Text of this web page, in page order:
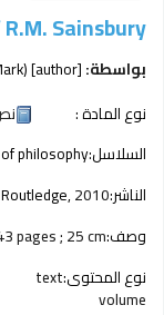
R.M. Sainsbury.
بواسطة:[author]
نوع المادة :
السلاسل:philosophy
الناشر:
Routledge,2010
وصف:pages ; 25 cm
نوع المحتوى:text
volume